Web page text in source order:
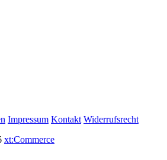
Impressum Kontakt Widerrufsrecht
xt:Commerce